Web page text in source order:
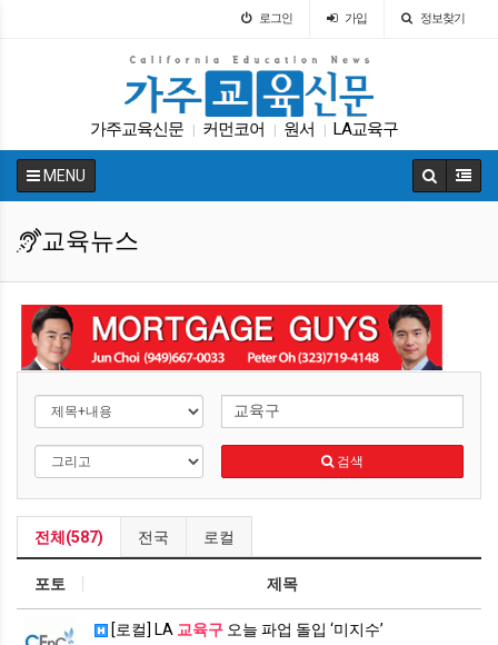
로그인 가입 정보찾기
가주교육신문 커먼코어 원서 LA교육구
| 팝사 SAT 차터스쿨 대학원 ACT 다카
MENU
교육뉴스
검색
전체(587) 전국 로컬
포토 제목
[로컬] LA 교육구 오늘 파업 돌입 ‘미지수’